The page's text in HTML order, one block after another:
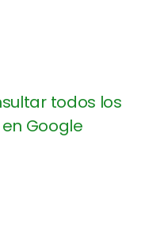
todos los
Google